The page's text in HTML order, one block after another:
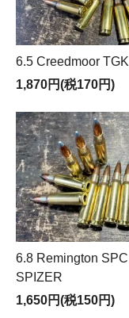
6.5 Creedmoor TGK
1,870円(税170円)
6.8 Remington SPC
SPIZER
1,650円(税150円)